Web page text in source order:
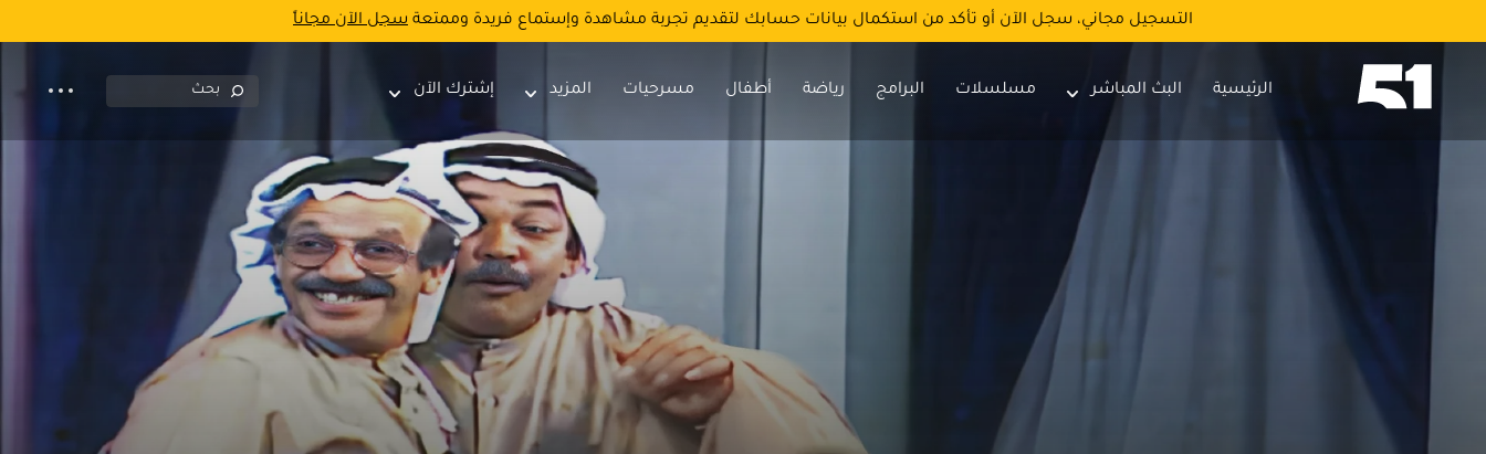
التسجيل مجاني، سجل الآن أو تأكد من استكمال بيانات حسابك لتقديم تجربة مشاهدة وإستماع فريدة وممتعة سجل الآن مجاناً
الرئيسية البث المباشر مسلسلات البرامج رياضة أطفال مسرحيات المزيد إشترك الآن